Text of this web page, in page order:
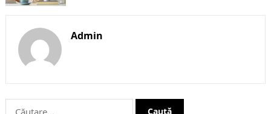
Admin
Caută